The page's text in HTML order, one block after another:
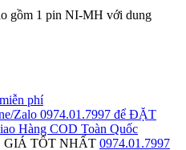
gồm 1 pin NI-MH với dung
phí
Zalo 0974.01.7997 để ĐẶT
Hàng COD Toàn Quốc
TỐT NHẤT 0974.01.7997